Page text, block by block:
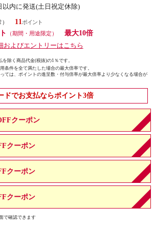
以内に発送(土日祝定休除)
11
（期間・用途限定）
最大10倍
およびエントリーはこちら
除く商品代金(税抜)の1％です。
条件を全て満たした場合の最大倍率です。
ては、ポイントの進呈数・付与倍率が最大倍率より少なくなる場合が
ドでお支払ならポイント3倍
クーポン
クーポン
クーポン
クーポン
で確認できます